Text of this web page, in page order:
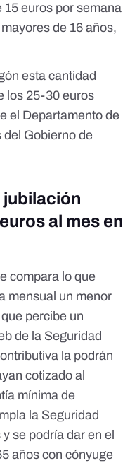
15 euros por semana
de 16 años,
esta cantidad
los 25-30 euros
el Departamento de
Gobierno de
jubilación
al mes en
compara lo que
mensual un menor
percibe un
de la Seguridad
la podrán
cotizado al
mínima de
la Seguridad
se podría dar en el
años con cónyuge